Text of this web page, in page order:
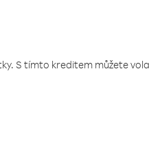
S tímto kreditem můžete